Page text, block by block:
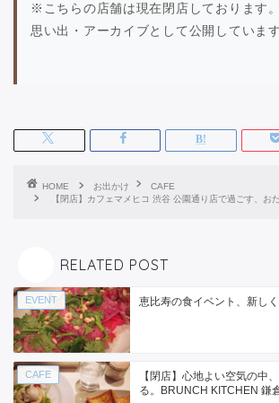
※こちらの店舗は現在閉店しております
思い出・アーカイブとして公開しています
HOME お出かけ
CAFE
【閉店】カフェマメヒコ 渋谷 公園通り店で過ごす、お
RELATED POST
EVENT 恵比寿の食イベント、新し
CAFE
【閉店】心地よい空気の中
る。BRUNCH KITCHEN 鎌